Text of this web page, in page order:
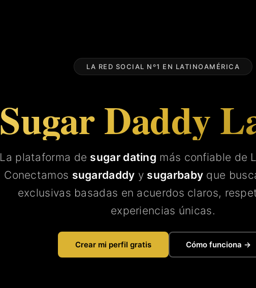
LA RED SOCIAL Nº1 EN LATINOAMÉRICA
Sugar Daddy
La plataforma de sugar dating más confiable de
Conectamos sugardaddy y sugarbaby que
exclusivas basadas en acuerdos claros,
experiencias únicas.
Crear mi perfil gratis Cómo funciona →